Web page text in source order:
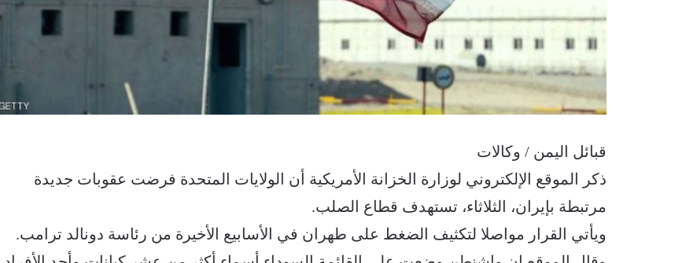
قبائل اليمن / وكالات
ذكر الموقع الإلكتروني لوزارة الخزانة الأمريكية أن الولايات المتحدة فرضت عقوبات جديدة
مرتبطة بإيران، الثلاثاء، تستهدف قطاع الصلب.
ويأتي القرار مواصلا لتكثيف الضغط على طهران في الأسابيع الأخيرة من رئاسة دونالد ترامب.